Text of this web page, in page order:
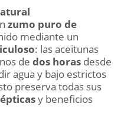
zumo puro de
mediante un
: las aceitunas
de dos horas desde
agua y bajo estrictos
preserva todas sus
y beneficios